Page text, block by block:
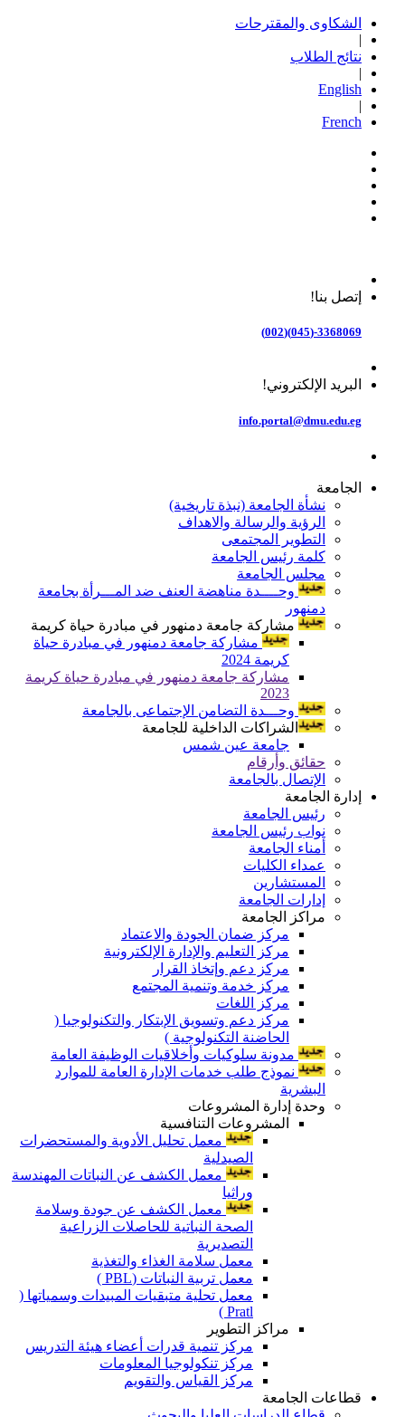
الشكاوى والمقترحات
|
نتائج الطلاب
|
English
|
French
إتصل بنا!
3368069-(045)(002)
البريد الإلكتروني!
info.portal@dmu.edu.eg
الجامعة
نشأة الجامعة (نبذة تاريخية)
الرؤية والرسالة والاهداف
التطوير المجتمعى
كلمة رئيس الجامعة
مجلس الجامعة
وحــــدة مناهضة العنف ضد المـــرأة بجامعة
دمنهور
مشاركة جامعة دمنهور في مبادرة حياة كريمة
مشاركة جامعة دمنهور في مبادرة حياة
كريمة 2024
مشاركة جامعة دمنهور في مبادرة حياة كريمة
2023
وحـــدة التضامن الإجتماعى بالجامعة
الشراكات الداخلية للجامعة
جامعة عين شمس
حقائق وأرقام
الإتصال بالجامعة
إدارة الجامعة
رئيس الجامعة
نواب رئيس الجامعة
أمناء الجامعة
عمداء الكليات
المستشارين
إدارات الجامعة
مراكز الجامعة
مركز ضمان الجودة والاعتماد
مركز التعليم والإدارة الإلكترونية
مركز دعم وإتخاذ القرار
مركز خدمة وتنمية المجتمع
مركز اللغات
مركز دعم وتسويق الإبتكار والتكنولوجيا (
الحاضنة التكنولوجية )
مدونة سلوكيات وأخلاقيات الوظيفة العامة
نموذج طلب خدمات الإدارة العامة للموارد
البشرية
وحدة إدارة المشروعات
المشروعات التنافسية
معمل تحليل الأدوية والمستحضرات
الصيدلية
معمل الكشف عن النباتات المهندسة
وراثيا
معمل الكشف عن جودة وسلامة
الصحة النباتية للحاصلات الزراعية
التصديرية
معمل سلامة الغذاء والتغذية
معمل تربية النباتات (PBL )
معمل تحلية متبقيات المبيدات وسمياتها (
Pratl )
مراكز التطوير
مركز تنمية قدرات أعضاء هيئة التدريس
مركز تنكولوجيا المعلومات
مركز القياس والتقويم
قطاعات الجامعة